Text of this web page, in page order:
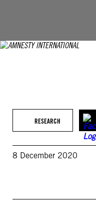
RESEARCH
8 December 2020